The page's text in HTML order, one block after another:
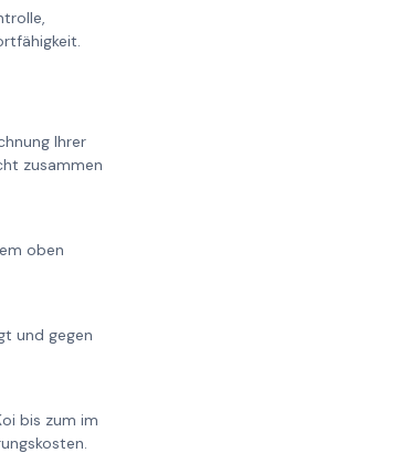
Ihrer
zusammen
oben
und gegen
bis zum im